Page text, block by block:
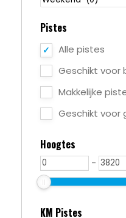
Pistes
Alle pistes
Geschikt voor
Makkelijke
Geschikt voor
Hoogtes
-
KM Pistes